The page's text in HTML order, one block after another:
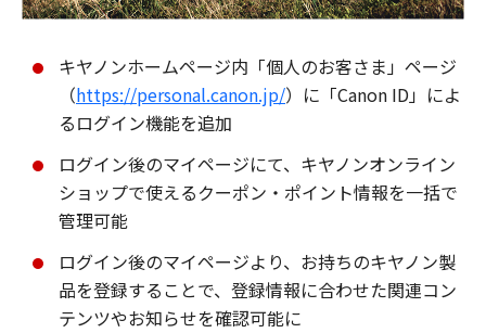
キヤノンホームページ内「個人のお客さま」ページ
（https://personal.canon.jp/）に「Canon ID」によ
るログイン機能を追加
ログイン後のマイページにて、キヤノンオンライン
ショップで使えるクーポン・ポイント情報を一括で
管理可能
ログイン後のマイページより、お持ちのキヤノン製
品を登録することで、登録情報に合わせた関連コン
テンツやお知らせを確認可能に